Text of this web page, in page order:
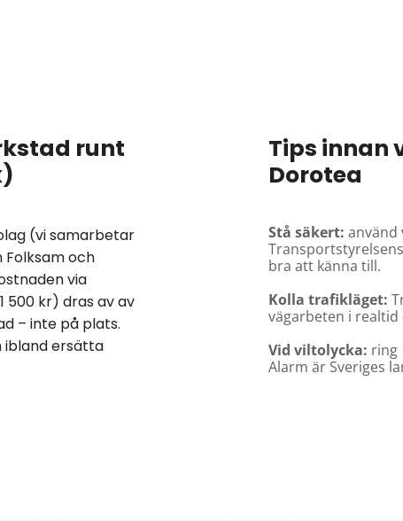
runt
(vi samarbetar
Folksam och
via
500 kr) dras av av
– inte på plats.
ibland ersätta
Tips innan
Dorotea
Stå säkert: använd
bra att känna till.
Kolla trafikläget:
vägarbeten i
Vid viltolycka: ring
Alarm är Sveriges